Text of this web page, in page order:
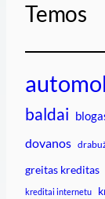
Temos
baldai
dovanos
greitas kreditas
kreditai internetu